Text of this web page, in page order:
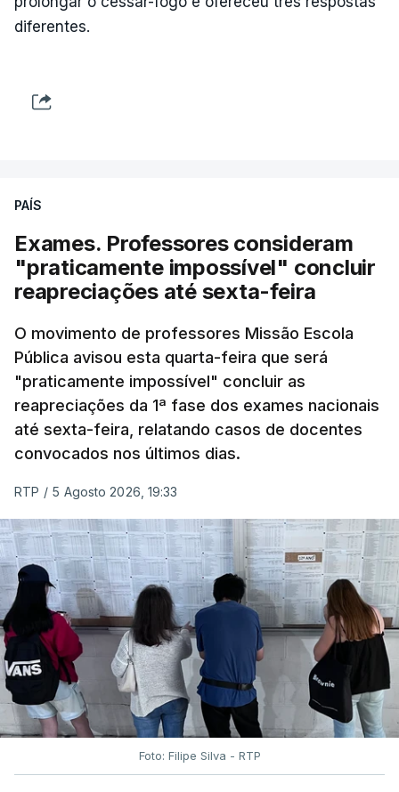
diferentes.
PAÍS
Exames. Professores consideram
"praticamente impossível" concluir
reapreciações até sexta-feira
O movimento de professores Missão Escola
Pública avisou esta quarta-feira que será
"praticamente impossível" concluir as
reapreciações da 1ª fase dos exames nacionais
até sexta-feira, relatando casos de docentes
convocados nos últimos dias.
RTP / 5 Agosto 2026, 19:33
Foto: Filipe Silva - RTP